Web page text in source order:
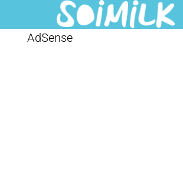
AdSense